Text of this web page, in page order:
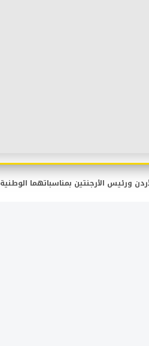
ورئيس الأرجنتين بمناسباتهما الوطنية